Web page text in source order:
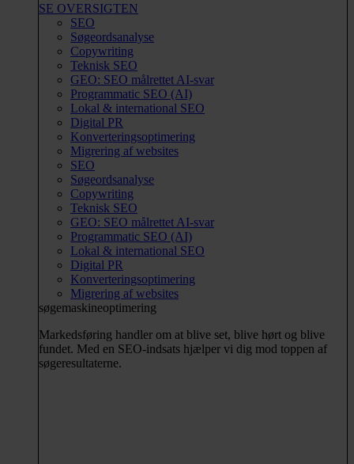
SE OVERSIGTEN
SEO
Søgeordsanalyse
Copywriting
Teknisk SEO
GEO: SEO målrettet AI-svar
Programmatic SEO (AI)
Lokal & international SEO
Digital PR
Konverteringsoptimering
Migrering af websites
SEO
Søgeordsanalyse
Copywriting
Teknisk SEO
GEO: SEO målrettet AI-svar
Programmatic SEO (AI)
Lokal & international SEO
Digital PR
Konverteringsoptimering
Migrering af websites
søgemaskineoptimering
Markedsføring handler om at blive set, blive hørt og blive
fundet. Med en SEO-indsats hjælper vi dig mod toppen af
søgeresultaterne.